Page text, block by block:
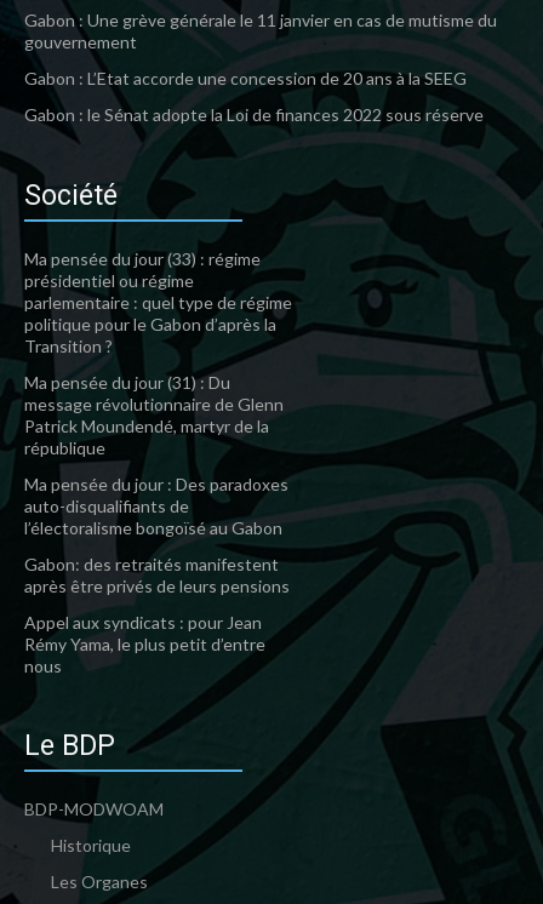
Gabon : Une grève générale le 11 janvier en cas de mutisme du
gouvernement
Gabon : L’Etat accorde une concession de 20 ans à la SEEG
Gabon : le Sénat adopte la Loi de finances 2022 sous réserve
Société
Ma pensée du jour (33) : régime
présidentiel ou régime
parlementaire : quel type de régime
politique pour le Gabon d’après la
Transition ?
Ma pensée du jour (31) : Du
message révolutionnaire de Glenn
Patrick Moundendé, martyr de la
république
Ma pensée du jour : Des paradoxes
auto-disqualifiants de
l’électoralisme bongoïsé au Gabon
Gabon: des retraités manifestent
après être privés de leurs pensions
Appel aux syndicats : pour Jean
Rémy Yama, le plus petit d’entre
nous
Le BDP
BDP-MODWOAM
Historique
Les Organes